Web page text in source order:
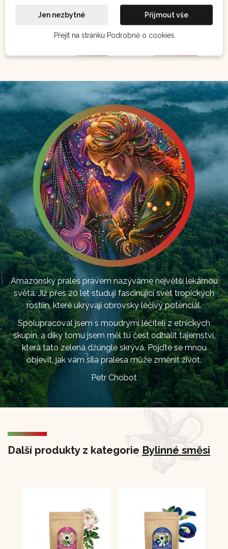
stresu, zlepšuje
konce ledna 2025
190 Kč
udržování
normálního stavu
250 Kč
Amazonský prales právem nazýváme největší lékárnou
světa. Již přes 20 let studuji fascinující svět tropických
rostlin, které ukrývají obrovský léčivý potenciál.
Spolupracoval jsem s moudrými léčiteli z etnických
skupin, a díky tomu jsem měl tu čest odhalit tajemství,
která tato zelená džungle skrývá. Pojďte se mnou
objevit, jak vám síla pralesa může změnit život.
Petr Chobot
Další produkty z kategorie Bylinné směsi
Jen nezbytné Přijmout vše
Přejít na stránku Podrobně o cookies